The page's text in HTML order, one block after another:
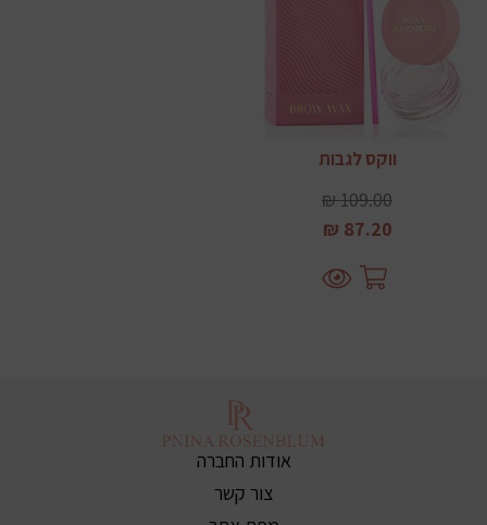
ווקס לגבות
109.00 ₪
87.20 ₪
אודות החברה
צור קשר